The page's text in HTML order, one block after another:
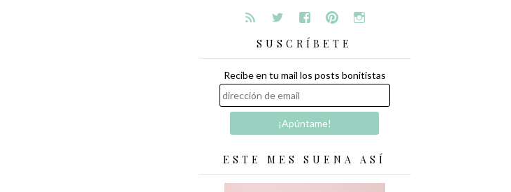
SUSCRÍBETE
Recibe en tu mail los posts bonitistas
ESTE MES SUENA ASÍ